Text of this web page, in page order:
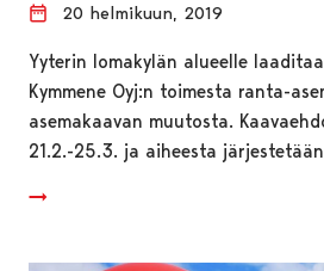
20 helmikuun, 2019
Yyterin lomakylän alueelle
Kymmene Oyj:n toimesta ranta-
asemakaavan muutosta.
21.2.-25.3. ja aiheesta